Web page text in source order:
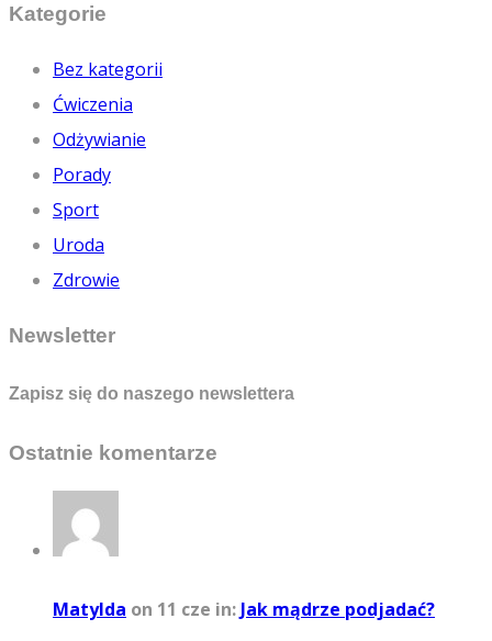
Kategorie
Bez kategorii
Ćwiczenia
Odżywianie
Porady
Sport
Uroda
Zdrowie
Newsletter
Zapisz się do naszego newslettera
Ostatnie komentarze
Matylda on 11 cze in: Jak mądrze podjadać?